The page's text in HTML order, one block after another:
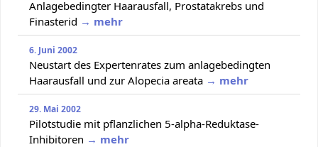
Anlagebedingter Haarausfall, Prostatakrebs und
Finasterid → mehr
6. Juni 2002
Neustart des Expertenrates zum anlagebedingten
Haarausfall und zur Alopecia areata → mehr
29. Mai 2002
Pilotstudie mit pflanzlichen 5-alpha-Reduktase-
Inhibitoren → mehr